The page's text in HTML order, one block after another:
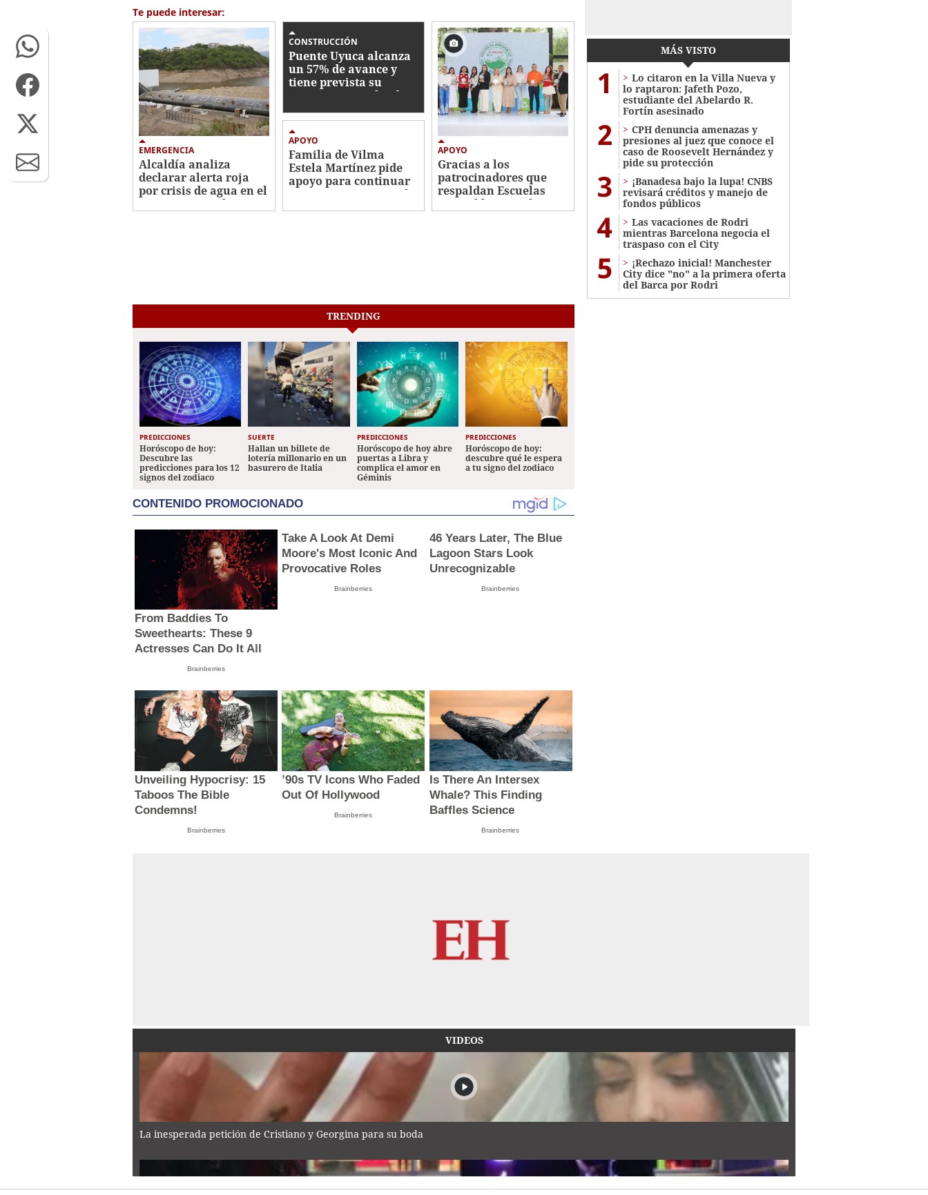
50
secondsVolume
0%
Te puede interesar:
EMERGENCIA
Alcaldía analiza
declarar alerta roja
por crisis de agua en el
Distrito Central
CONSTRUCCIÓN
Puente Uyuca alcanza
un 57% de avance y
tiene prevista su
entrega para julio de
APOYO
Familia de Vilma
Estela Martínez pide
apoyo para continuar
tratamiento contra el
cáncer
APOYO
Gracias a los
patrocinadores que
respaldan Escuelas
Amigables con el
MÁS VISTO
1
Lo citaron en la Villa Nueva y
lo raptaron: Jafeth Pozo,
estudiante del Abelardo R.
Fortín asesinado
2
CPH denuncia amenazas y
presiones al juez que conoce el
caso de Roosevelt Hernández y
pide su protección
3
¡Banadesa bajo la lupa! CNBS
revisará créditos y manejo de
fondos públicos
4
Las vacaciones de Rodri
mientras Barcelona negocia el
traspaso con el City
5
¡Rechazo inicial! Manchester
City dice "no" a la primera oferta
del Barca por Rodri
TRENDING
PREDICCIONES
Horóscopo de hoy:
Descubre las
predicciones para los 12
signos del zodiaco
SUERTE
Hallan un billete de
lotería millonario en un
basurero de Italia
PREDICCIONES
Horóscopo de hoy abre
puertas a Libra y
complica el amor en
Géminis
PREDICCIONES
Horóscopo de hoy:
descubre qué le espera
a tu signo del zodiaco
CONTENIDO PROMOCIONADO
From Baddies To
Sweethearts: These 9
Actresses Can Do It All
Brainberries
Take A Look At Demi
Moore's Most Iconic And
Provocative Roles
Brainberries
46 Years Later, The Blue
Lagoon Stars Look
Unrecognizable
Brainberries
Unveiling Hypocrisy: 15
Taboos The Bible
Condemns!
Brainberries
’90s TV Icons Who Faded
Out Of Hollywood
Brainberries
Is There An Intersex
Whale? This Finding
Baffles Science
Brainberries
VIDEOS
La inesperada petición de Cristiano y Georgina para su boda